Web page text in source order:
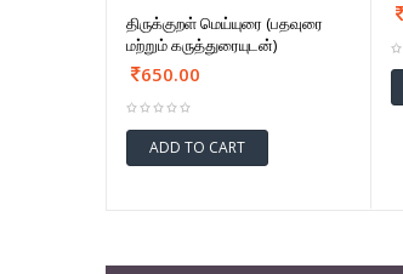
திருக்குறள் மெய்யுரை (பதவுரை
மற்றும் கருத்துரையுடன்)
650.00
ADD TO CART